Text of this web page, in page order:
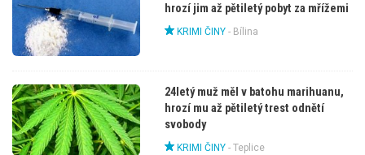
hrozí jim až pětiletý pobyt za mřížemi
KRIMI ČINY- Bílina
24letý muž měl v batohu marihuanu,
hrozí mu až pětiletý trest odnětí
svobody
KRIMI ČINY- Teplice